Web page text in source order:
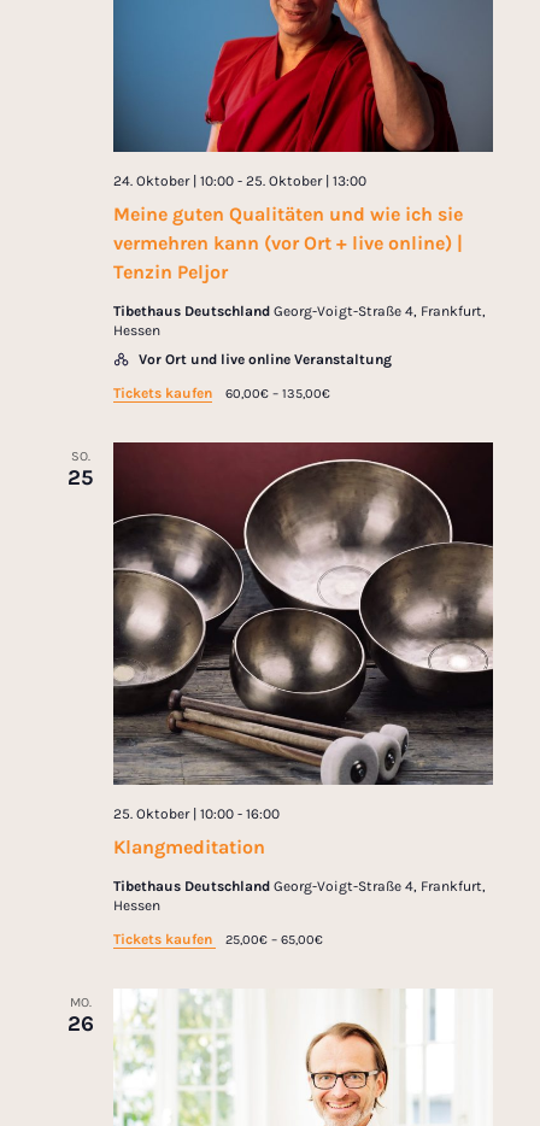
Meine guten Qualitäten und wie ich sie
vermehren kann (vor Ort + live online) |
Tenzin Peljor
24. Oktober | 10:00- 25. Oktober | 13:00
Tibethaus Deutschland Georg-Voigt-Straße 4, Frankfurt,
Hessen
Vor Ort und live online Veranstaltung
Tickets kaufen
60,00€ – 135,00€
SO.
25
Klangmeditation
25. Oktober | 10:00- 16:00
Tibethaus Deutschland Georg-Voigt-Straße 4, Frankfurt,
Hessen
Tickets kaufen
25,00€ – 65,00€
MO.
26